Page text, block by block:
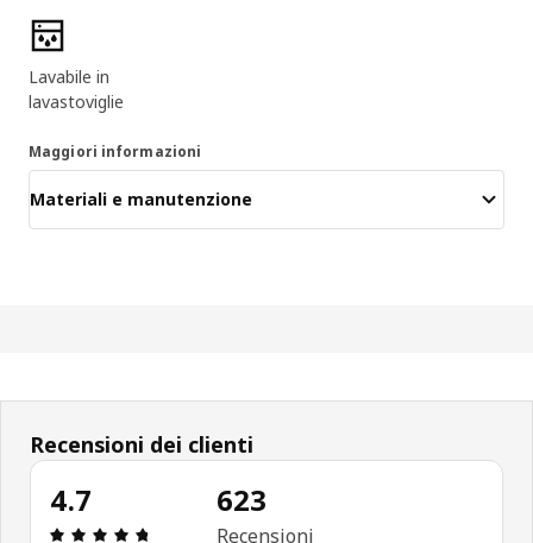
Lavabile in
lavastoviglie
Maggiori informazioni
Materiali e manutenzione
Recensioni dei clienti
4.7
Recensione: 4.7 di 5 stelle. Recensioni totali: 623
623
Recensioni